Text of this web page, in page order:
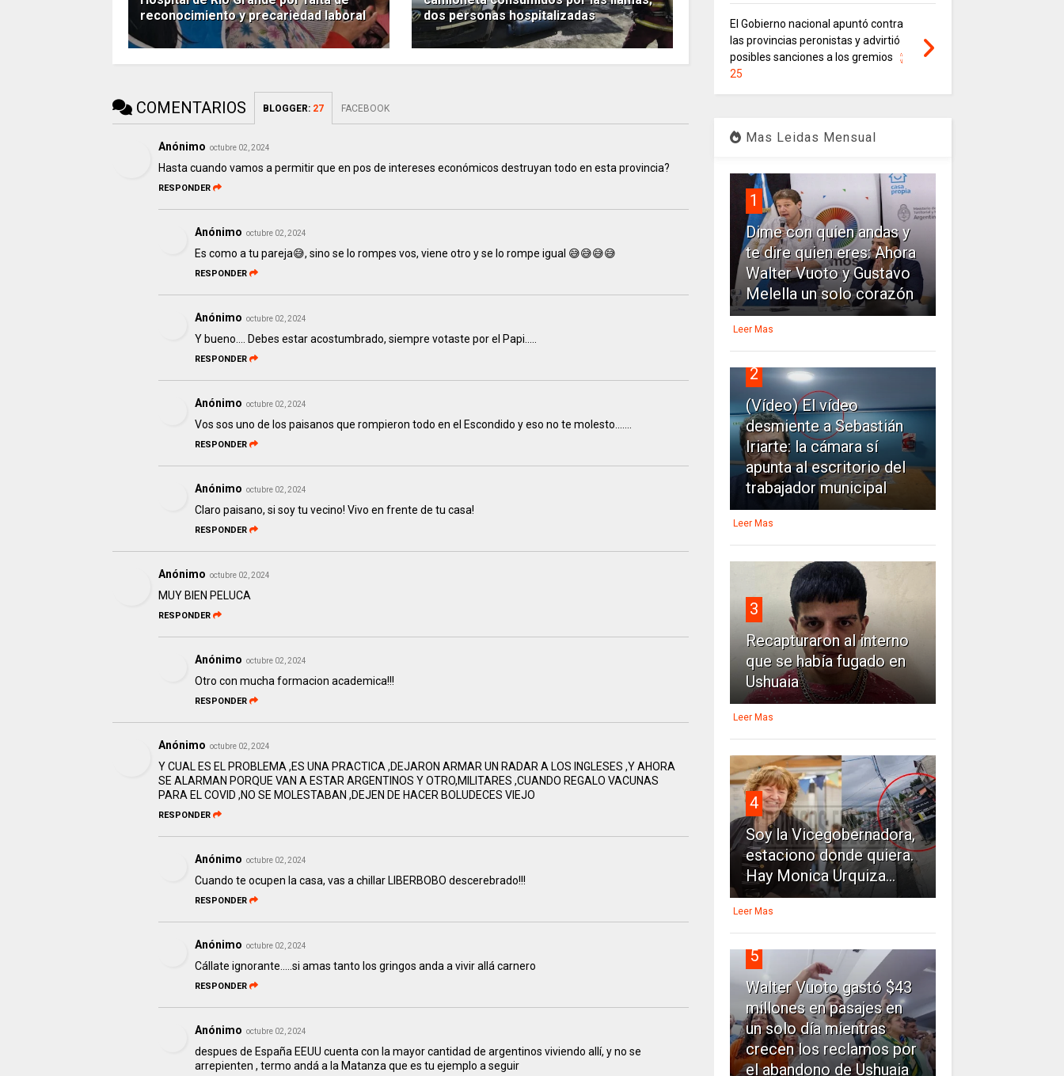
reconocimiento y precariedad laboral
dos personas hospitalizadas
COMENTARIOS BLOGGER: 27 FACEBOOK
Anónimo octubre 02, 2024
Hasta cuando vamos a permitir que en pos de intereses económicos destruyan todo en esta provincia?
RESPONDER
Anónimo octubre 02, 2024
Es como a tu pareja😅, sino se lo rompes vos, viene otro y se lo rompe igual 😅😅😅😅
RESPONDER
Anónimo octubre 02, 2024
Y bueno.... Debes estar acostumbrado, siempre votaste por el Papi.....
RESPONDER
Anónimo octubre 02, 2024
Vos sos uno de los paisanos que rompieron todo en el Escondido y eso no te molesto.......
RESPONDER
Anónimo octubre 02, 2024
Claro paisano, si soy tu vecino! Vivo en frente de tu casa!
RESPONDER
Anónimo octubre 02, 2024
MUY BIEN PELUCA
RESPONDER
Anónimo octubre 02, 2024
Otro con mucha formacion academica!!!
RESPONDER
Anónimo octubre 02, 2024
Y CUAL ES EL PROBLEMA ,ES UNA PRACTICA ,DEJARON ARMAR UN RADAR A LOS INGLESES ,Y AHORA
SE ALARMAN PORQUE VAN A ESTAR ARGENTINOS Y OTRO,MILITARES ,CUANDO REGALO VACUNAS
PARA EL COVID ,NO SE MOLESTABAN ,DEJEN DE HACER BOLUDECES VIEJO
RESPONDER
Anónimo octubre 02, 2024
Cuando te ocupen la casa, vas a chillar LIBERBOBO descerebrado!!!
RESPONDER
Anónimo octubre 02, 2024
Cállate ignorante.....si amas tanto los gringos anda a vivir allá carnero
RESPONDER
Anónimo octubre 02, 2024
despues de España EEUU cuenta con la mayor cantidad de argentinos viviendo allí, y no se
arrepienten , termo andá a la Matanza que es tu ejemplo a seguir
El Gobierno nacional apuntó contra
las provincias peronistas y advirtió
posibles sanciones a los gremios
25
Mas Leidas Mensual
1
Dime con quien andas y
te dire quien eres: Ahora
Walter Vuoto y Gustavo
Melella un solo corazón
Leer Mas
2
(Vídeo) El vídeo
desmiente a Sebastián
Iriarte: la cámara sí
apunta al escritorio del
trabajador municipal
Leer Mas
3
Recapturaron al interno
que se había fugado en
Ushuaia
Leer Mas
4
Soy la Vicegobernadora,
estaciono donde quiera.
Hay Monica Urquiza...
Leer Mas
5
Walter Vuoto gastó $43
millones en pasajes en
un solo día mientras
crecen los reclamos por
el abandono de Ushuaia